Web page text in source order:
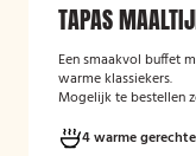
TAPAS
Een smaakvol buffet
warme klassiekers.
Mogelijk te bestellen
4 warme